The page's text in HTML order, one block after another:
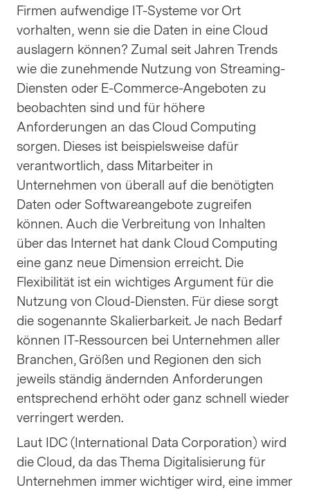
Firmen aufwendige IT-Systeme vor Ort
vorhalten, wenn sie die Daten in eine Cloud
auslagern können? Zumal seit Jahren Trends
wie die zunehmende Nutzung von Streaming-
Diensten oder E-Commerce-Angeboten zu
beobachten sind und für höhere
Anforderungen an das Cloud Computing
sorgen. Dieses ist beispielsweise dafür
verantwortlich, dass Mitarbeiter in
Unternehmen von überall auf die benötigten
Daten oder Softwareangebote zugreifen
können. Auch die Verbreitung von Inhalten
über das Internet hat dank Cloud Computing
eine ganz neue Dimension erreicht. Die
Flexibilität ist ein wichtiges Argument für die
Nutzung von Cloud-Diensten. Für diese sorgt
die sogenannte Skalierbarkeit. Je nach Bedarf
können IT-Ressourcen bei Unternehmen aller
Branchen, Größen und Regionen den sich
jeweils ständig ändernden Anforderungen
entsprechend erhöht oder ganz schnell wieder
verringert werden.
Laut IDC (International Data Corporation) wird
die Cloud, da das Thema Digitalisierung für
Unternehmen immer wichtiger wird, eine immer